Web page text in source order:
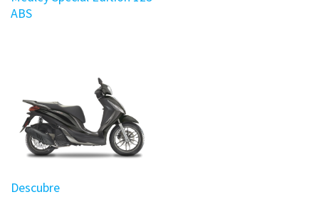
ABS
Descubre